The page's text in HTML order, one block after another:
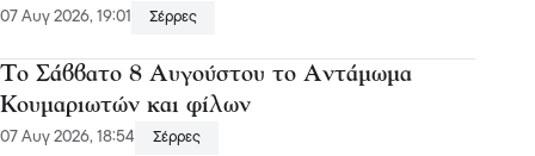
07 Αυγ 2026, 19:01 Σέρρες
Το Σάββατο 8 Αυγούστου το Αντάμωμα
Κουμαριωτών και φίλων
07 Αυγ 2026, 18:54 Σέρρες